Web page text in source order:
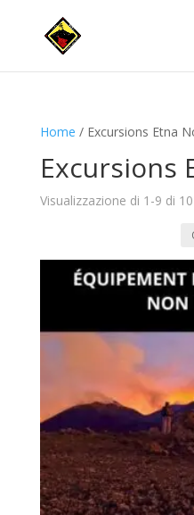
Home / Excursions Etna
Excursions
Visualizzazione di 1-9 di